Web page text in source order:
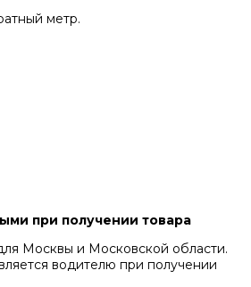
метр.
при получении товара
Москвы и Московской области.
водителю при получении